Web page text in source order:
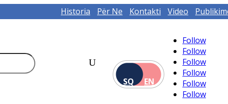
Historia Për Ne Kontakti Video
SQ
EN
Follow
Follow
Follow
Follow
Follow
Follow